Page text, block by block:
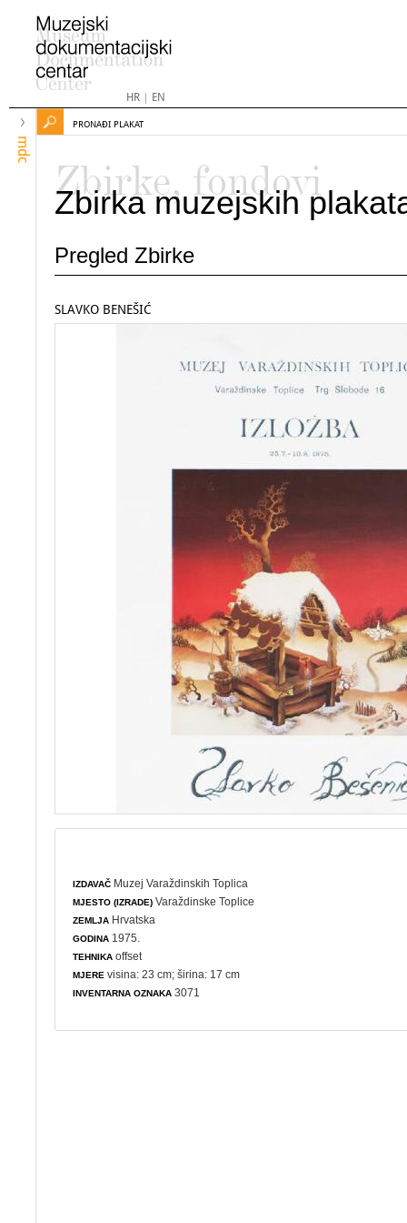
HR| EN
mdc
PRONAĐI PLAKAT
Zbirke, fondovi
Zbirka muzejskih
Pregled Zbirke
SLAVKO BENEŠIĆ
IZDAVAČ Muzej Varaždinskih Toplica
MJESTO (IZRADE) Varaždinske Toplice
ZEMLJA Hrvatska
GODINA 1975.
TEHNIKA offset
MJERE visina: 23 cm; širina: 17 cm
INVENTARNA OZNAKA 3071